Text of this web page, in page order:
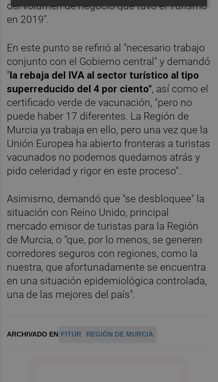
del volumen de negocio que tuvo el Turismo
en 2019”.
En este punto se refirió al "necesario trabajo
conjunto con el Gobierno central" y demandó
"la rebaja del IVA al sector turístico al tipo
superreducido del 4 por ciento", así como el
certificado verde de vacunación, "pero no
puede haber 17 diferentes. La Región de
Murcia ya trabaja en ello, pero una vez que la
Unión Europea ha abierto fronteras a turistas
vacunados no podemos quedarnos atrás y
pido celeridad y rigor en este proceso".
Asimismo, demandó que "se desbloquee" la
situación con Reino Unido, principal
mercado emisor de turistas para la Región
de Murcia, o "que, por lo menos, se generen
corredores seguros con regiones, como la
nuestra, que afortunadamente se encuentra
en una situación epidemiológica controlada,
una de las mejores del país".
ARCHIVADO EN FITUR REGIÓN DE MURCIA